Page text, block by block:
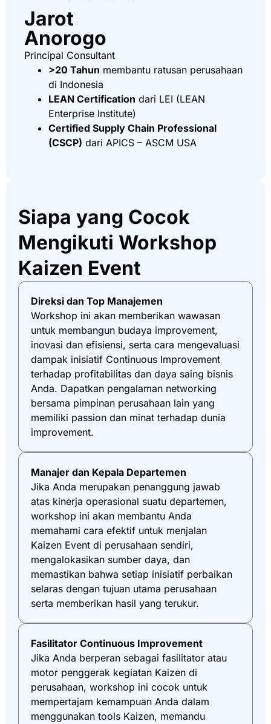
Jarot
Anorogo
Principal Consultant
>20 Tahun membantu ratusan perusahaan
di Indonesia
LEAN Certification dari LEI (LEAN
Enterprise Institute)
Certified Supply Chain Professional
(CSCP) dari APICS – ASCM USA
Siapa yang Cocok
Mengikuti Workshop
Kaizen Event
Direksi dan Top Manajemen
Workshop ini akan memberikan wawasan
untuk membangun budaya improvement,
inovasi dan efisiensi, serta cara mengevaluasi
dampak inisiatif Continuous Improvement
terhadap profitabilitas dan daya saing bisnis
Anda. Dapatkan pengalaman networking
bersama pimpinan perusahaan lain yang
memiliki passion dan minat terhadap dunia
improvement.
Manajer dan Kepala Departemen
Jika Anda merupakan penanggung jawab
atas kinerja operasional suatu departemen,
workshop ini akan membantu Anda
memahami cara efektif untuk menjalan
Kaizen Event di perusahaan sendiri,
mengalokasikan sumber daya, dan
memastikan bahwa setiap inisiatif perbaikan
selaras dengan tujuan utama perusahaan
serta memberikan hasil yang terukur.
Fasilitator Continuous Improvement
Jika Anda berperan sebagai fasilitator atau
motor penggerak kegiatan Kaizen di
perusahaan, workshop ini cocok untuk
mempertajam kemampuan Anda dalam
menggunakan tools Kaizen, memandu